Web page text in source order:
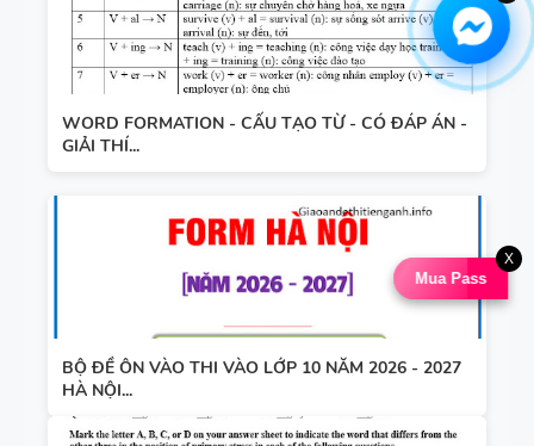
WORD FORMATION - CẤU TẠO TỪ - CÓ ĐÁP ÁN -
GIẢI THÍ...
BỘ ĐỀ ÔN VÀO THI VÀO LỚP 10 NĂM 2026 - 2027
HÀ NỘI...
Mua Pass
X